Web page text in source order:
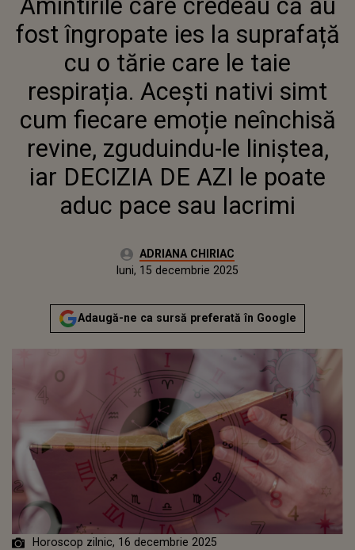
TAIE RESPIRAȚIA. ACEȘTI NATIVI
SIMT CUM FIECARE EMOȚIE
NEÎNCHISĂ REVINE,
ZGUDUINDU-LE LINIȘTEA, IAR
DECIZIA DE AZI LE POATE ADUC
PACE SAU LACRIMI
Amintirile care credeau că au
fost îngropate ies la suprafață
cu o tărie care le taie
respirația. Acești nativi simt
cum fiecare emoție neînchisă
revine, zguduindu-le liniștea,
iar DECIZIA DE AZI le poate
aduc pace sau lacrimi
Autor:ADRIANA CHIRIAC
luni, 15 decembrie 2025Actualizat:
luni, 15 decembrie 2025
Adaugă-ne ca sursă preferată în Google
Horoscop zilnic, 16 decembrie 2025